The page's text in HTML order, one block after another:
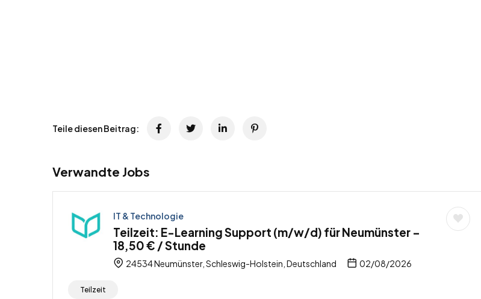
Teile diesen Beitrag:
Verwandte Jobs
IT & Technologie
Teilzeit: E-Learning Support (m/w/d) für Neumünster –
18,50 € / Stunde
24534 Neumünster, Schleswig-Holstein, Deutschland 02/08/2026
Teilzeit